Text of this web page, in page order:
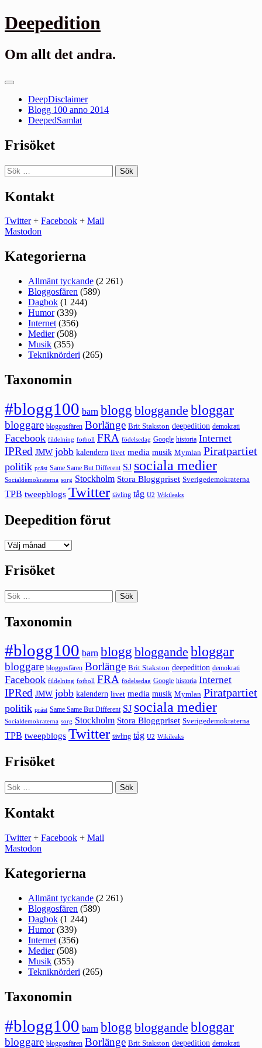
Gå
till
Deepedition
Om allt det andra.
Primär
DeepDisclaimer
Blogg 100 anno 2014
DeepedSamlat
Frisöket
Sök
efter:
Kontakt
Twitter+ Facebook + Mail
Mastodon
Kategorierna
Allmänt tyckande (2 261)
Bloggosfären (589)
Dagbok (1 244)
Humor(339)
Internet (356)
Medier(508)
Musik (355)
Tekniknörderi (265)
Taxonomin
#blogg100 barn blogg bloggande bloggar
bloggare bloggosfären Borlänge Brit Stakston deepedition demokrati
Facebook fildelning fotboll FRA födelsedag Google historia Internet
IPRed JMW jobb kalendern livet media musik Mymlan Piratpartiet
politik präst Same Same But Different SJ sociala medier
Socialdemokraterna sorg Stockholm Stora Bloggpriset Sverigedemokraterna
TPB tweepblogs Twitter tävling tåg U2 Wikileaks
Deepedition förut
Deepedition
Frisöket
Sök
efter:
Taxonomin
#blogg100 barn blogg bloggande bloggar
bloggare bloggosfären Borlänge Brit Stakston deepedition demokrati
Facebook fildelning fotboll FRA födelsedag Google historia Internet
IPRed JMW jobb kalendern livet media musik Mymlan Piratpartiet
politik präst Same Same But Different SJ sociala medier
Socialdemokraterna sorg Stockholm Stora Bloggpriset Sverigedemokraterna
TPB tweepblogs Twitter tävling tåg U2 Wikileaks
Frisöket
Sök
efter:
Kontakt
Twitter+ Facebook + Mail
Mastodon
Kategorierna
Allmänt tyckande (2 261)
Bloggosfären (589)
Dagbok (1 244)
Humor(339)
Internet (356)
Medier(508)
Musik (355)
Tekniknörderi (265)
Taxonomin
#blogg100 barn blogg bloggande bloggar
bloggare bloggosfären Borlänge Brit Stakston deepedition demokrati